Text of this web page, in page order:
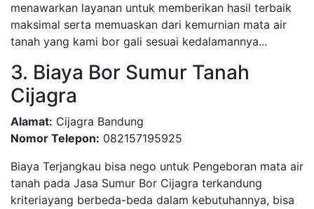
menawarkan layanan untuk memberikan hasil terbaik
maksimal serta memuaskan dari kemurnian mata air
tanah yang kami bor gali sesuai kedalamannya...
3. Biaya Bor Sumur Tanah
Cijagra
Alamat: Cijagra Bandung
Nomor Telepon: 082157195925
Biaya Terjangkau bisa nego untuk Pengeboran mata air
tanah pada Jasa Sumur Bor Cijagra terkandung
kriteriayang berbeda-beda dalam kebutuhannya, bisa